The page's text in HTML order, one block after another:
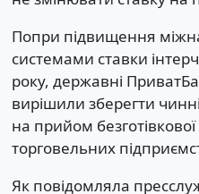
Попри підвищення
системами ставки
року, державні
вирішили зберегти
на прийом
торговельних
Як повідомляла